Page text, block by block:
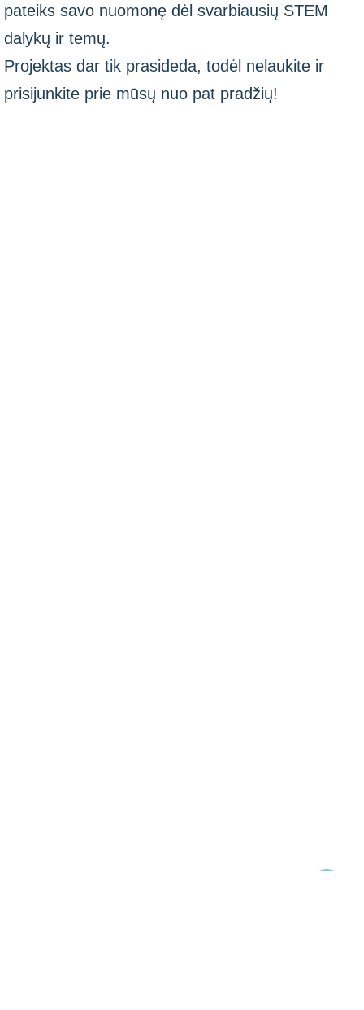
pateiks savo nuomonę dėl svarbiausių STEM
dalykų ir temų.
Projektas dar tik prasideda, todėl nelaukite ir
prisijunkite prie mūsų nuo pat pradžių!